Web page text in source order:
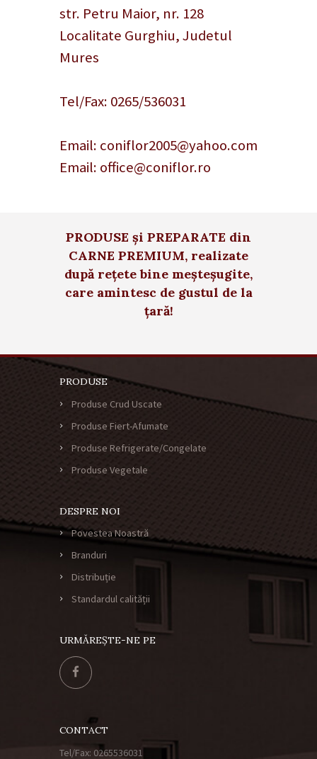
str. Petru Maior, nr. 128
Localitate Gurghiu, Judetul
Mures
Tel/Fax: 0265/536031
Email: coniflor2005@yahoo.com
Email: office@coniflor.ro
PRODUSE și PREPARATE din
CARNE PREMIUM, realizate
după rețete bine meșteșugite,
care amintesc de gustul de la
țară!
PRODUSE
Produse Crud Uscate
Produse Fiert-Afumate
Produse Refrigerate/Congelate
Produse Vegetale
DESPRE NOI
Povestea Noastră
Branduri
Distribuție
Standardul calității
URMĂREȘTE-NE PE
CONTACT
Tel/Fax: 0265536031